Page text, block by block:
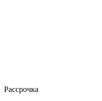
Рассрочка